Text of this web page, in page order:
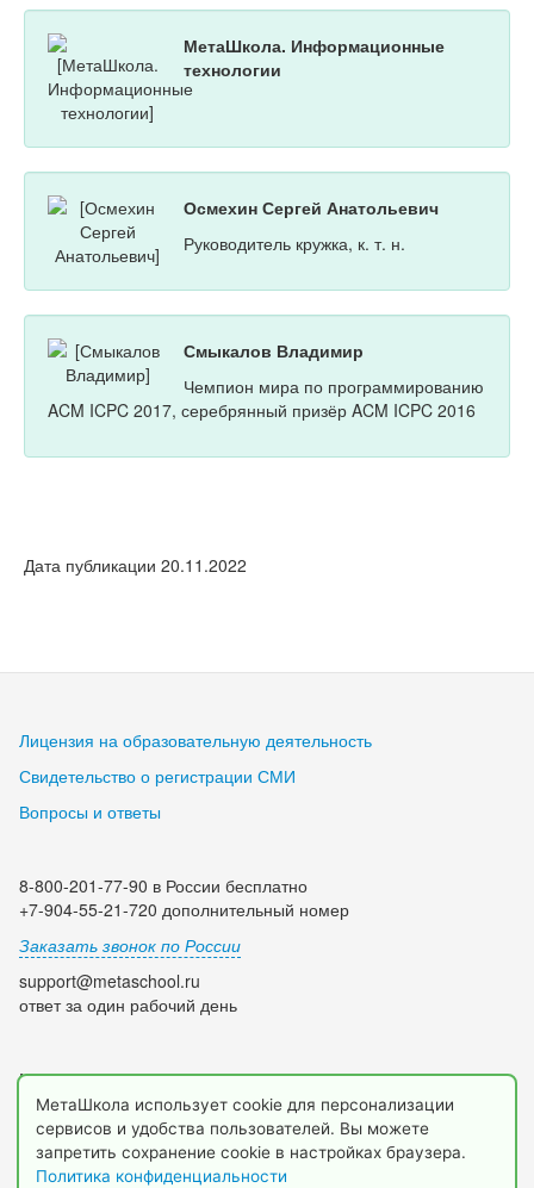
МетаШкола. Информационные
технологии
Осмехин Сергей Анатольевич
Руководитель кружка, к. т. н.
Смыкалов Владимир
Чемпион мира по программированию
ACM ICPC 2017, серебрянный призёр ACM ICPC 2016
Дата публикации 20.11.2022
Лицензия на образовательную деятельность
Свидетельство о регистрации СМИ
Вопросы и ответы
8-800-201-77-90 в России бесплатно
+7-904-55-21-720 дополнительный номер
Заказать звонок по России
support@metaschool.ru
ответ за один рабочий день
Мы в социальных сетях:
МетаШкола использует cookie для персонализации
сервисов и удобства пользователей. Вы можете
запретить сохранение cookie в настройках браузера.
Политика конфиденциальности